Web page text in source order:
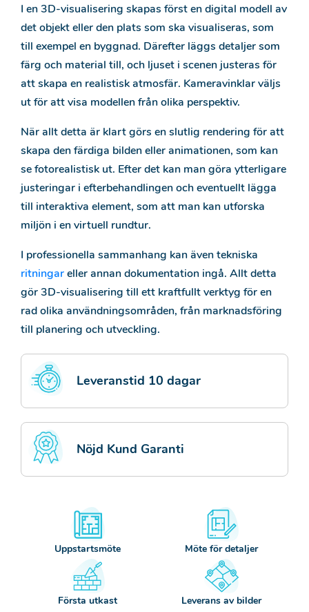
I en 3D-visualisering skapas först en digital modell av
det objekt eller den plats som ska visualiseras, som
till exempel en byggnad. Därefter läggs detaljer som
färg och material till, och ljuset i scenen justeras för
att skapa en realistisk atmosfär. Kameravinklar väljs
ut för att visa modellen från olika perspektiv.
När allt detta är klart görs en slutlig rendering för att
skapa den färdiga bilden eller animationen, som kan
se fotorealistisk ut. Efter det kan man göra ytterligare
justeringar i efterbehandlingen och eventuellt lägga
till interaktiva element, som att man kan utforska
miljön i en virtuell rundtur.
I professionella sammanhang kan även tekniska
ritningareller annan dokumentation ingå. Allt detta
gör 3D-visualisering till ett kraftfullt verktyg för en
rad olika användningsområden, från marknadsföring
till planering och utveckling.
Leveranstid 10 dagar
Nöjd Kund Garanti
Uppstartsmöte Möte för detaljer
Första utkast Leverans av bilder